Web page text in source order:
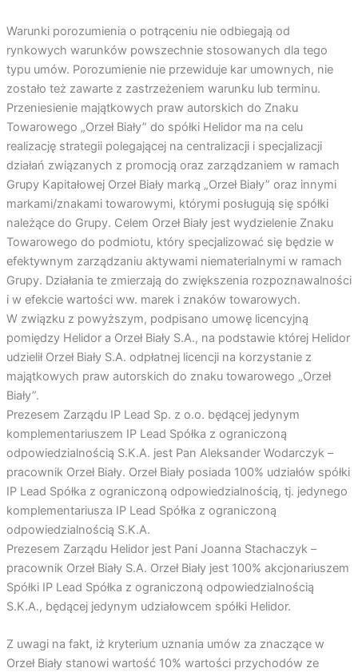
Warunki porozumienia o potrąceniu nie odbiegają od
rynkowych warunków powszechnie stosowanych dla tego
typu umów. Porozumienie nie przewiduje kar umownych, nie
zostało też zawarte z zastrzeżeniem warunku lub terminu.
Przeniesienie majątkowych praw autorskich do Znaku
Towarowego „Orzeł Biały” do spółki Helidor ma na celu
realizację strategii polegającej na centralizacji i specjalizacji
działań związanych z promocją oraz zarządzaniem w ramach
Grupy Kapitałowej Orzeł Biały marką „Orzeł Biały” oraz innymi
markami/znakami towarowymi, którymi posługują się spółki
należące do Grupy. Celem Orzeł Biały jest wydzielenie Znaku
Towarowego do podmiotu, który specjalizować się będzie w
efektywnym zarządzaniu aktywami niematerialnymi w ramach
Grupy. Działania te zmierzają do zwiększenia rozpoznawalności
i w efekcie wartości ww. marek i znaków towarowych.
W związku z powyższym, podpisano umowę licencyjną
pomiędzy Helidor a Orzeł Biały S.A., na podstawie której Helidor
udzielił Orzeł Biały S.A. odpłatnej licencji na korzystanie z
majątkowych praw autorskich do znaku towarowego „Orzeł
Biały”.
Prezesem Zarządu IP Lead Sp. z o.o. będącej jedynym
komplementariuszem IP Lead Spółka z ograniczoną
odpowiedzialnością S.K.A. jest Pan Aleksander Wodarczyk –
pracownik Orzeł Biały. Orzeł Biały posiada 100% udziałów spółki
IP Lead Spółka z ograniczoną odpowiedzialnością, tj. jedynego
komplementariusza IP Lead Spółka z ograniczoną
odpowiedzialnością S.K.A.
Prezesem Zarządu Helidor jest Pani Joanna Stachaczyk –
pracownik Orzeł Biały S.A. Orzeł Biały jest 100% akcjonariuszem
Spółki IP Lead Spółka z ograniczoną odpowiedzialnością
S.K.A., będącej jedynym udziałowcem spółki Helidor.
Z uwagi na fakt, iż kryterium uznania umów za znaczące w
Orzeł Biały stanowi wartość 10% wartości przychodów ze